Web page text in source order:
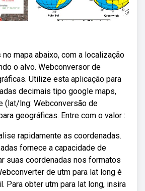
mapa abaixo, com a localização
o alvo. Webconversor de
Utilize esta aplicação para
decimais tipo google maps,
(lat/lng: Webconversão de
geográficas. Entre com o valor :
rapidamente as coordenadas.
fornece a capacidade de
suas coordenadas nos formatos
de utm para lat long é
Para obter utm para lat long, insira